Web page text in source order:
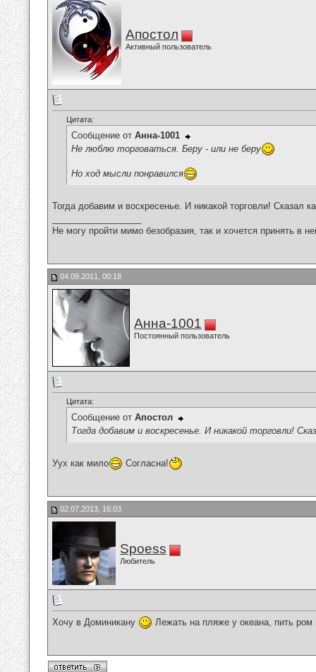
Апостол
Активный пользователь
Цитата:
Сообщение от Анна-1001
Не люблю торговаться. Беру - или не беру
Но ход мысли понравился
Тогда добавим и воскресенье. И никакой торговли! Сказал
Не могу пройти мимо безобразия, так и хочется принять в
04.09.2011, 00:18
Анна-1001
Постоянный пользователь
Цитата:
Сообщение от Апостол
Тогда добавим и воскресенье. И никакой торговли!
Уух как мило Согласна!
02.07.2013, 16:03
Spoess
Любитель
Хочу в Доминикану Лежать на пляже у океана, пить